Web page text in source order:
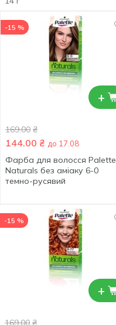
+
-15 %
169.00 ₴
144.00 ₴ до 17.08
Фарба для волосся Palette
Naturals без аміаку 6-0
темно-русявий
+
-15 %
169.00 ₴